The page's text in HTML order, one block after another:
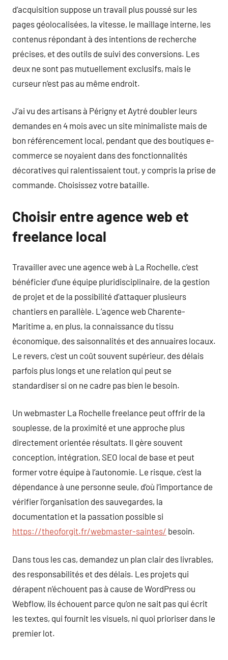
d’acquisition suppose un travail plus poussé sur les
pages géolocalisées, la vitesse, le maillage interne, les
contenus répondant à des intentions de recherche
précises, et des outils de suivi des conversions. Les
deux ne sont pas mutuellement exclusifs, mais le
curseur n’est pas au même endroit.
J’ai vu des artisans à Périgny et Aytré doubler leurs
demandes en 4 mois avec un site minimaliste mais de
bon référencement local, pendant que des boutiques e-
commerce se noyaient dans des fonctionnalités
décoratives qui ralentissaient tout, y compris la prise de
commande. Choisissez votre bataille.
Choisir entre agence web et
freelance local
Travailler avec une agence web à La Rochelle, c’est
bénéficier d’une équipe pluridisciplinaire, de la gestion
de projet et de la possibilité d’attaquer plusieurs
chantiers en parallèle. L’agence web Charente-
Maritime a, en plus, la connaissance du tissu
économique, des saisonnalités et des annuaires locaux.
Le revers, c’est un coût souvent supérieur, des délais
parfois plus longs et une relation qui peut se
standardiser si on ne cadre pas bien le besoin.
Un webmaster La Rochelle freelance peut offrir de la
souplesse, de la proximité et une approche plus
directement orientée résultats. Il gère souvent
conception, intégration, SEO local de base et peut
former votre équipe à l’autonomie. Le risque, c’est la
dépendance à une personne seule, d’où l’importance de
vérifier l’organisation des sauvegardes, la
documentation et la passation possible si
https://theoforgit.fr/webmaster-saintes/ besoin.
Dans tous les cas, demandez un plan clair des livrables,
des responsabilités et des délais. Les projets qui
dérapent n’échouent pas à cause de WordPress ou
Webflow, ils échouent parce qu’on ne sait pas qui écrit
les textes, qui fournit les visuels, ni quoi prioriser dans le
premier lot.